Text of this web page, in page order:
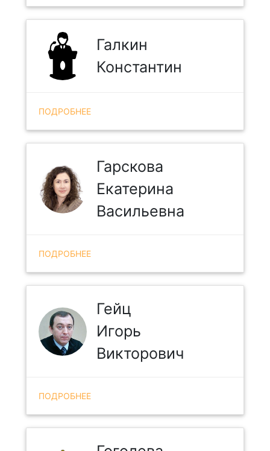
Галкин
Константин
ПОДРОБНЕЕ
Гарскова
Екатерина
Васильевна
ПОДРОБНЕЕ
Гейц
Игорь
Викторович
ПОДРОБНЕЕ